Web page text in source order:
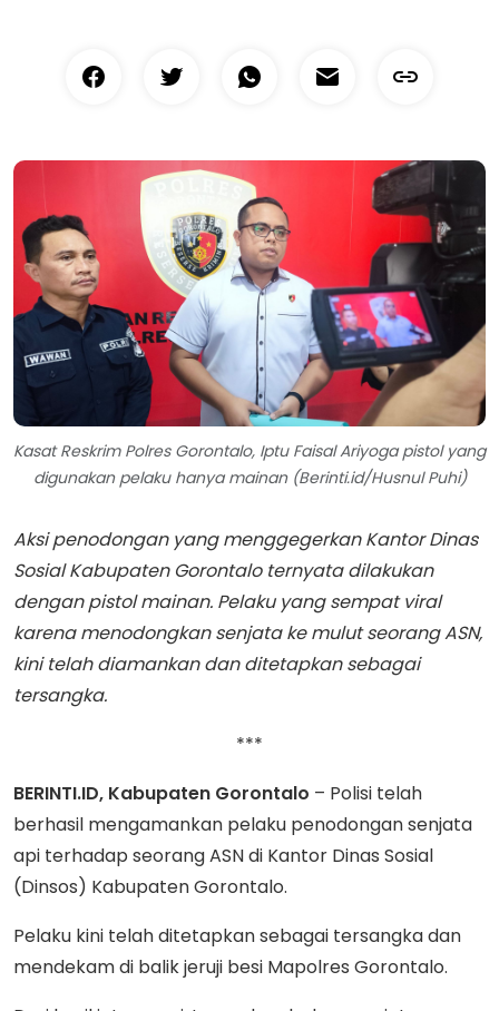
Kasat Reskrim Polres Gorontalo, Iptu Faisal Ariyoga pistol yang
digunakan pelaku hanya mainan (Berinti.id/Husnul Puhi)
Aksi penodongan yang menggegerkan Kantor Dinas
Sosial Kabupaten Gorontalo ternyata dilakukan
dengan pistol mainan. Pelaku yang sempat viral
karena menodongkan senjata ke mulut seorang ASN,
kini telah diamankan dan ditetapkan sebagai
tersangka.
***
BERINTI.ID, Kabupaten Gorontalo – Polisi telah
berhasil mengamankan pelaku penodongan senjata
api terhadap seorang ASN di Kantor Dinas Sosial
(Dinsos) Kabupaten Gorontalo.
Pelaku kini telah ditetapkan sebagai tersangka dan
mendekam di balik jeruji besi Mapolres Gorontalo.